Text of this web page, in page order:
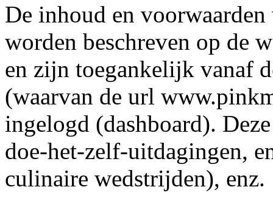
De inhoud en
worden beschreven op de
en zijn toegankelijk vanaf
(waarvan de url
ingelogd (dashboard).
doe-het-zelf-uitdagingen,
culinaire wedstrijden), enz.